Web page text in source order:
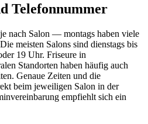
Telefonnummer
nach Salon — montags haben viele
meisten Salons sind dienstags bis
19 Uhr. Friseure in
Standorten haben häufig auch
Genaue Zeiten und die
beim jeweiligen Salon in der
empfiehlt sich ein